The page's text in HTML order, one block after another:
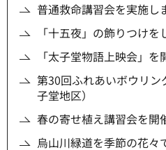
普通救命講習会を実施し
「十五夜」の飾りつけを
「太子堂物語上映会」を
第30回ふれあいボウリ
子堂地区）
春の寄せ植え講習会を開
烏山川緑道を季節の花々